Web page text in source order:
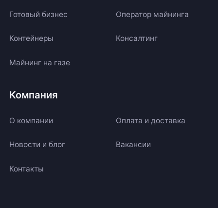
Готовый бизнес
Контейнеры
Майнинг на газе
Оператор майнинга
Консалтинг
Компания
О компании Оплата и доставка
Новости и блог Вакансии
Контакты